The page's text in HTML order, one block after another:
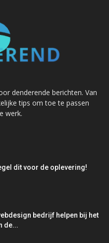
denderende berichten. Van
tips om toe te passen
werk.
dit voor de oplevering!
bedrijf helpen bij het
de...